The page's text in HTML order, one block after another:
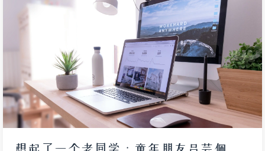
想起了一个老同学：童年朋友吕芸佩，